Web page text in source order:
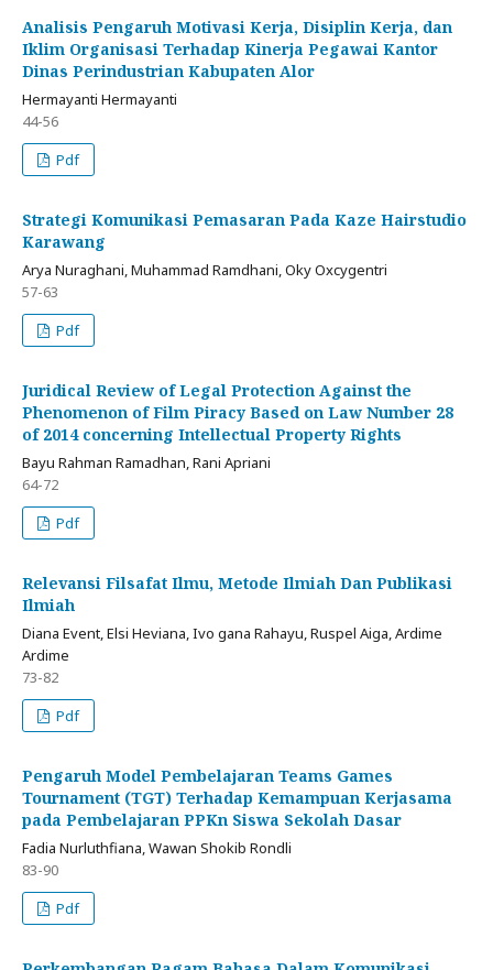
Analisis Pengaruh Motivasi Kerja, Disiplin Kerja, dan
Iklim Organisasi Terhadap Kinerja Pegawai Kantor
Dinas Perindustrian Kabupaten Alor
Hermayanti Hermayanti
44-56
Pdf
Strategi Komunikasi Pemasaran Pada Kaze Hairstudio
Karawang
Arya Nuraghani, Muhammad Ramdhani, Oky Oxcygentri
57-63
Pdf
Juridical Review of Legal Protection Against the
Phenomenon of Film Piracy Based on Law Number 28
of 2014 concerning Intellectual Property Rights
Bayu Rahman Ramadhan, Rani Apriani
64-72
Pdf
Relevansi Filsafat Ilmu, Metode Ilmiah Dan Publikasi
Ilmiah
Diana Event, Elsi Heviana, Ivo gana Rahayu, Ruspel Aiga, Ardime
Ardime
73-82
Pdf
Pengaruh Model Pembelajaran Teams Games
Tournament (TGT) Terhadap Kemampuan Kerjasama
pada Pembelajaran PPKn Siswa Sekolah Dasar
Fadia Nurluthfiana, Wawan Shokib Rondli
83-90
Pdf